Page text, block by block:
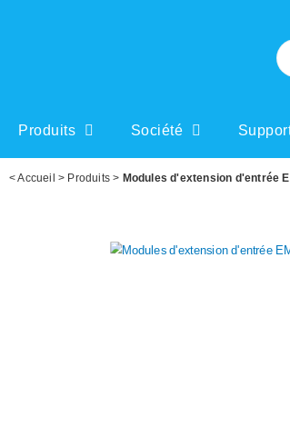
Produits Société
<Accueil > Produits > Modules d'extension d'entrée